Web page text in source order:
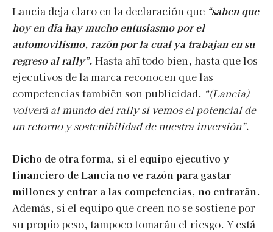
Lancia deja claro en la declaración que “saben que
hoy en día hay mucho entusiasmo por el
automovilismo, razón por la cual ya trabajan en su
regreso al rally”. Hasta ahí todo bien, hasta que los
ejecutivos de la marca reconocen que las
competencias también son publicidad. “(Lancia)
volverá al mundo del rally si vemos el potencial de
un retorno y sostenibilidad de nuestra inversión”.
Dicho de otra forma, si el equipo ejecutivo y
financiero de Lancia no ve razón para gastar
millones y entrar a las competencias, no entrarán.
Además, si el equipo que creen no se sostiene por
su propio peso, tampoco tomarán el riesgo. Y está